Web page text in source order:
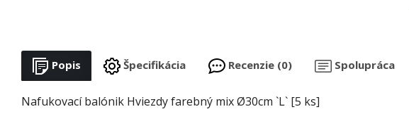
Popis Špecifikácia Recenzie (0) Spolupráca
Nafukovací balónik Hviezdy farebný mix Ø30cm `L` [5 ks]